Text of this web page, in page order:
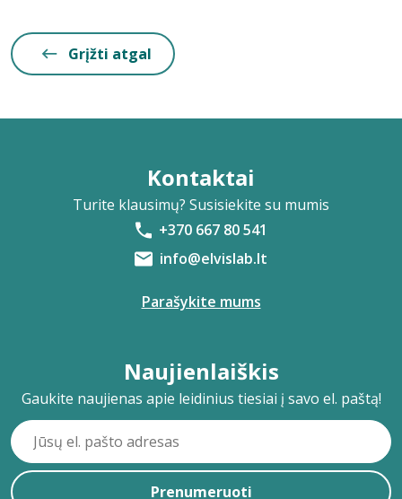
Grįžti atgal
Kontaktai
Turite klausimų? Susisiekite su mumis
+370 667 80 541
info@elvislab.lt
Parašykite mums
Naujienlaiškis
Gaukite naujienas apie leidinius tiesiai į savo el. paštą!
Prenumeruoti